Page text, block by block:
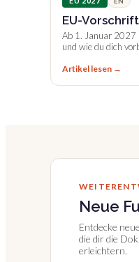
EU-
Ab 1. Januar 2027
und wie du dich
Artikel lesen →
Neue
Entdecke
die dir die
erleichtern.